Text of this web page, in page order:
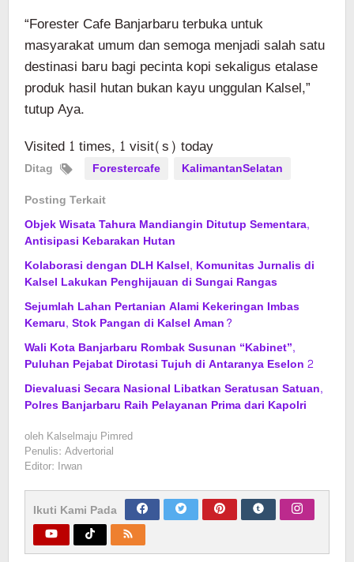
“Forester Cafe Banjarbaru terbuka untuk
masyarakat umum dan semoga menjadi salah satu
destinasi baru bagi pecinta kopi sekaligus etalase
produk hasil hutan bukan kayu unggulan Kalsel,”
tutup Aya.
Visited 1 times, 1 visit(s) today
Ditag Forestercafe
KalimantanSelatan
Posting Terkait
Objek Wisata Tahura Mandiangin Ditutup Sementara,
Antisipasi Kebarakan Hutan
Kolaborasi dengan DLH Kalsel, Komunitas Jurnalis di
Kalsel Lakukan Penghijauan di Sungai Rangas
Sejumlah Lahan Pertanian Alami Kekeringan Imbas
Kemaru, Stok Pangan di Kalsel Aman?
Wali Kota Banjarbaru Rombak Susunan “Kabinet”,
Puluhan Pejabat Dirotasi Tujuh di Antaranya Eselon 2
Dievaluasi Secara Nasional Libatkan Seratusan Satuan,
Polres Banjarbaru Raih Pelayanan Prima dari Kapolri
oleh Kalselmaju Pimred
Penulis: Advertorial
Editor: Irwan
Ikuti Kami Pada